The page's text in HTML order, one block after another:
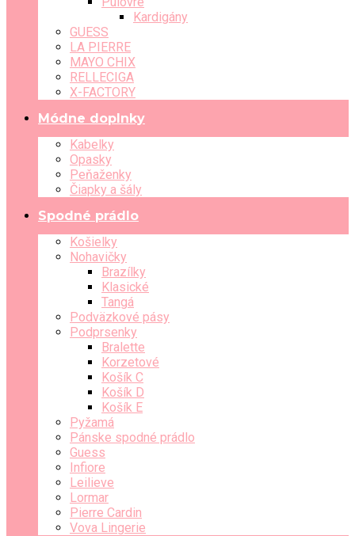
Kardigány
GUESS
LA PIERRE
MAYO CHIX
RELLECIGA
X-FACTORY
Módne doplnky
Kabelky
Opasky
Peňaženky
Čiapky a šály
Spodné prádlo
Košielky
Nohavičky
Brazílky
Klasické
Tangá
Podväzkové pásy
Podprsenky
Bralette
Korzetové
Košík C
Košík D
Košík E
Pyžamá
Pánske spodné prádlo
Guess
Infiore
Leilieve
Lormar
Pierre Cardin
Vova Lingerie